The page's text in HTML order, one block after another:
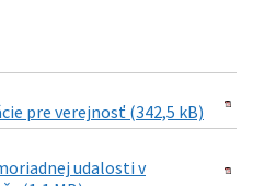
pre verejnosť (342,5 kB)
udalosti v